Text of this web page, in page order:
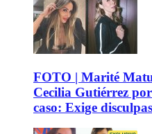
FOTO | Marité
Cecilia Gutiérrez
caso: Exige disculpas